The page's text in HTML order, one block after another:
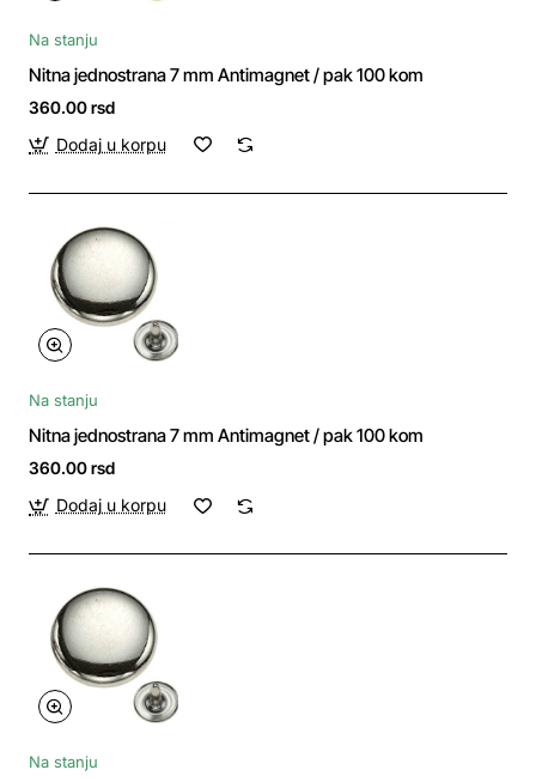
Na stanju
Nitna jednostrana 7 mm Antimagnet / pak 100 kom
360.00 rsd
Dodaj u korpu
Na stanju
Nitna jednostrana 7 mm Antimagnet / pak 100 kom
360.00 rsd
Dodaj u korpu
Na stanju